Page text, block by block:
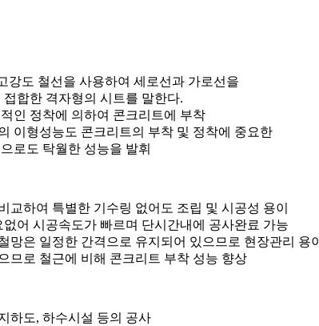
강도 철선을 사용하여 세로선과 가로선을
합한 격자형의 시트를 말한다.
인 정착에 의하여 콘크리트에 부착
이형성능도 콘크리트의 부착 및 정착에 중요한
로도 탁월한 성능을 발휘
하여 특별한 기수링 없어도 조립 및 시공성 용이
어 시공속도가 빠르며 단시간내에 공사완료 가능
망은 일정한 간격으로 유지되어 있으므로 현장관리 용이
므로 철근에 비해 콘크리트 부착 성능 향상
하도, 하수시설 등의 공사